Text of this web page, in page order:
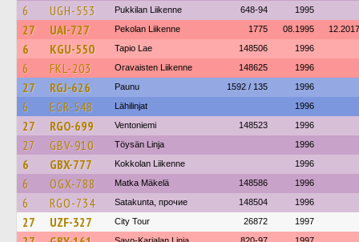
6 UGH-553 Pukkilan Liikenne 648-94 1995
27 UAI-727 Pekolan Liikenne 1775 08.1995 12.2017
6 KGU-550 Tapio Lae 148506 1996
6 FKL-203 Oravaisten Liikenne 148625 1996
27 RGJ-626 Paunu 1592 / 135 1996
6 EGR-548 Lähilinjat 1996
27 RGO-699 Ventoniemi 148523 1996
27 GBV-910 Töysän Linja 1996
6 GBX-777 Kokkolan Liikenne 1996
6 OGX-788 Matka Mäkelä 148586 1996
6 RGO-734 Satakunta, прочие 148504 1996
27 UZF-327 City Tour 26872 1997